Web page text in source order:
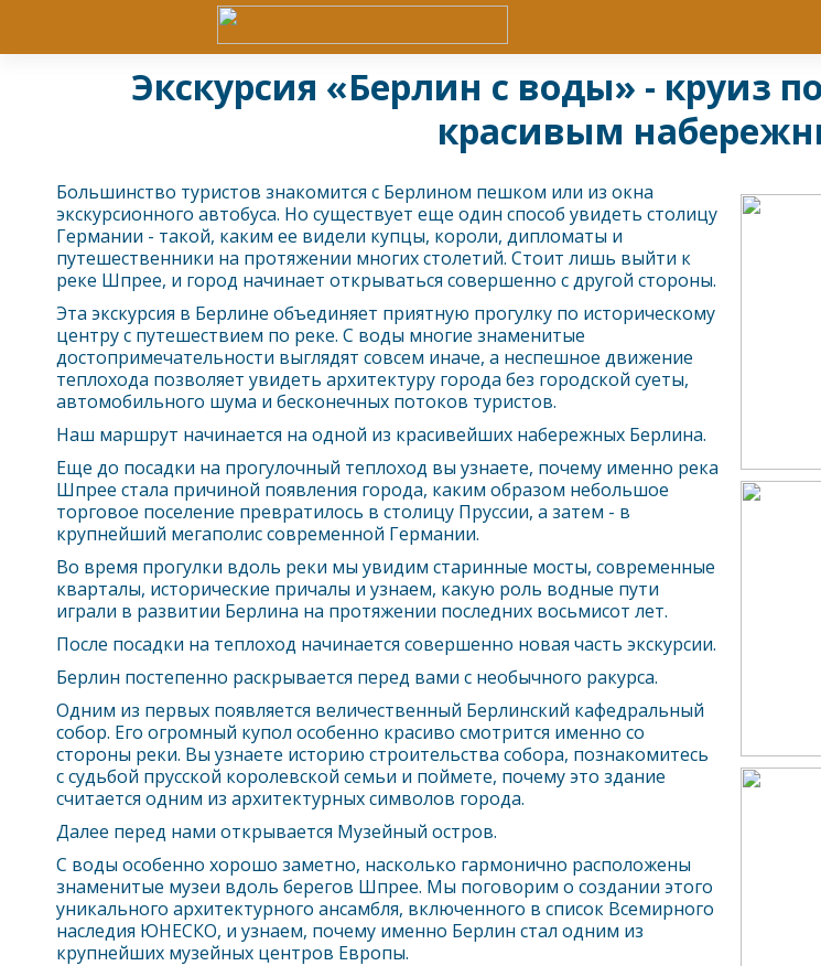
Экскурсия «Берлин с воды» - круиз
красивым
Большинство туристов знакомится с Берлином пешком или из окна
экскурсионного автобуса. Но существует еще один способ увидеть столицу
Германии - такой, каким ее видели купцы, короли, дипломаты и
путешественники на протяжении многих столетий. Стоит лишь выйти к
реке Шпрее, и город начинает открываться совершенно с другой стороны.
Эта экскурсия в Берлине объединяет приятную прогулку по историческому
центру с путешествием по реке. С воды многие знаменитые
достопримечательности выглядят совсем иначе, а неспешное движение
теплохода позволяет увидеть архитектуру города без городской суеты,
автомобильного шума и бесконечных потоков туристов.
Наш маршрут начинается на одной из красивейших набережных Берлина.
Еще до посадки на прогулочный теплоход вы узнаете, почему именно река
Шпрее стала причиной появления города, каким образом небольшое
торговое поселение превратилось в столицу Пруссии, а затем - в
крупнейший мегаполис современной Германии.
Во время прогулки вдоль реки мы увидим старинные мосты, современные
кварталы, исторические причалы и узнаем, какую роль водные пути
играли в развитии Берлина на протяжении последних восьмисот лет.
После посадки на теплоход начинается совершенно новая часть экскурсии.
Берлин постепенно раскрывается перед вами с необычного ракурса.
Одним из первых появляется величественный Берлинский кафедральный
собор. Его огромный купол особенно красиво смотрится именно со
стороны реки. Вы узнаете историю строительства собора, познакомитесь
с судьбой прусской королевской семьи и поймете, почему это здание
считается одним из архитектурных символов города.
Далее перед нами открывается Музейный остров.
С воды особенно хорошо заметно, насколько гармонично расположены
знаменитые музеи вдоль берегов Шпрее. Мы поговорим о создании этого
уникального архитектурного ансамбля, включенного в список Всемирного
наследия ЮНЕСКО, и узнаем, почему именно Берлин стал одним из
крупнейших музейных центров Европы.